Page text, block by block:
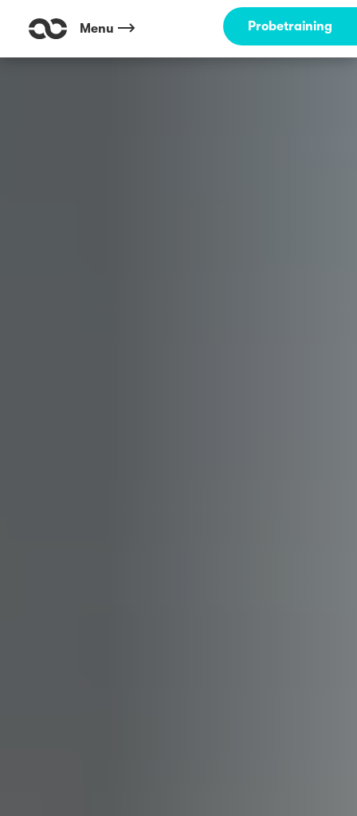
Menu Probetraining
Outdoor Fitness direkt um die Ecke: Luitpoldpark München ☀️